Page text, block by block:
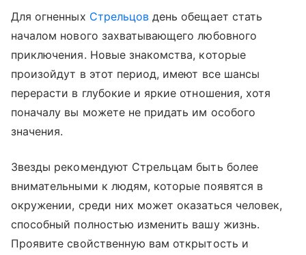
Для огненных Стрельцов день обещает стать
началом нового захватывающего любовного
приключения. Новые знакомства, которые
произойдут в этот период, имеют все шансы
перерасти в глубокие и яркие отношения, хотя
поначалу вы можете не придать им особого
значения.
Звезды рекомендуют Стрельцам быть более
внимательными к людям, которые появятся в
окружении, среди них может оказаться человек,
способный полностью изменить вашу жизнь.
Проявите свойственную вам открытость и